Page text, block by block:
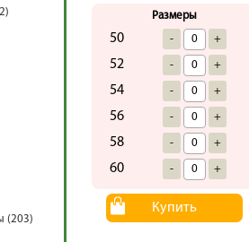
(203)
Размеры
50 - +
52 - +
54 - +
56 - +
58 - +
60 - +
Купить